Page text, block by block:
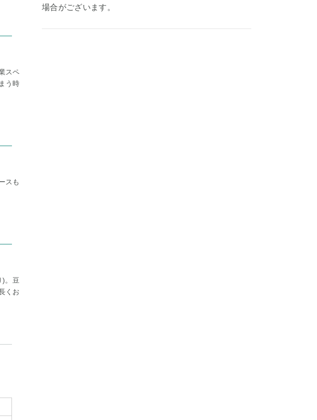
スペ
う時
スも
)。豆
くお
場合がございます。